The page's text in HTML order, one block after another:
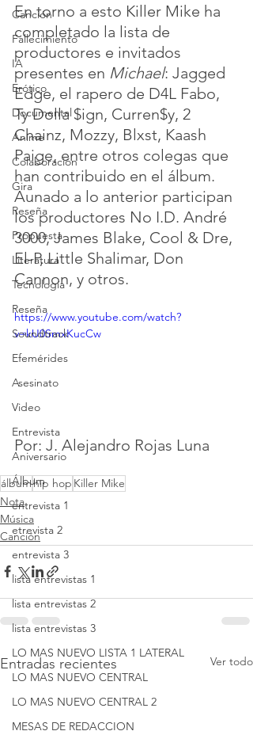
Canción
Fallecimiento
IA
Erótico
Documental
Anime
Colaboración
Gira
Reseña
Propuesta
Literatura
Tecnología
Reseña
Soundtrack
Efemérides
Asesinato
Video
Entrevista
Aniversario
Álbum
entrevista 1
etrevista 2
entrevista 3
lista entrevistas 1
lista entrevistas 2
lista entrevistas 3
LO MAS NUEVO LISTA 1 LATERAL
LO MAS NUEVO CENTRAL
LO MAS NUEVO CENTRAL 2
MESAS DE REDACCION
En torno a esto Killer Mike ha
completado la lista de
productores e invitados
presentes en Michael: Jagged
Edge, el rapero de D4L Fabo,
Ty Dolla $ign, Curren$y, 2
Chainz, Mozzy, Blxst, Kaash
Paige, entre otros colegas que
han contribuido en el álbum.
Aunado a lo anterior participan
los productores No I.D. André
3000, James Blake, Cool & Dre,
El-P, Little Shalimar, Don
Cannon, y otros.
https://www.youtube.com/watch?
v=kU0SmxKucCw
Por: J. Alejandro Rojas Luna
álbumhip hop Killer Mike
Nota
Música
Canción
Entradas recientes Ver todo